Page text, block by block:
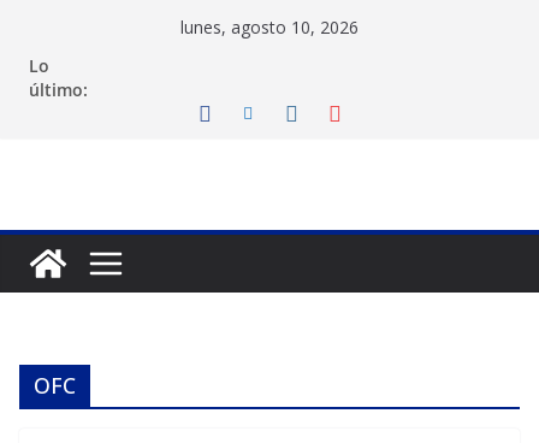
contenido
lunes, agosto 10, 2026
Lo
último:
OFC